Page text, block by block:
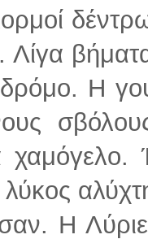
Λίγα
δρόμο. Η
Η